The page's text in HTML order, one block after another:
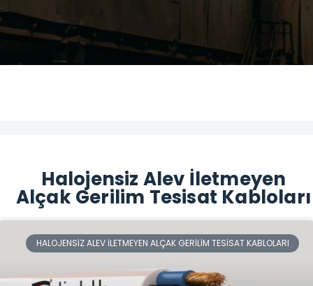
Halojensiz Alev İletmeyen
Alçak Gerilim Tesisat Kabloları
HALOJENSIZ ALEV İLETMEYEN ALÇAK GERILIM TESISAT KABLOLARI